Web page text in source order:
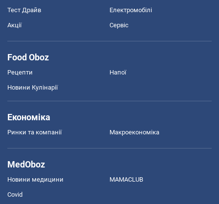
Тест Драйв Електромобілі
Акції Сервіс
Food Oboz
Рецепти Напої
Новини Кулінарії
Економіка
Ринки та компанії Макроекономіка
MedOboz
Новини медицини MAMACLUB
Covid